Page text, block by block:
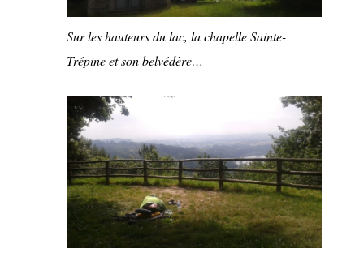
Sur les hauteurs du lac, la chapelle Sainte-
Trépine et son belvédère…